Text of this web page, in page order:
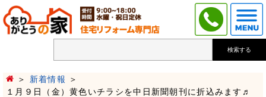
検索する
新着情報
１月９日（金）黄色いチラシを中日新聞朝刊に折込みます♬